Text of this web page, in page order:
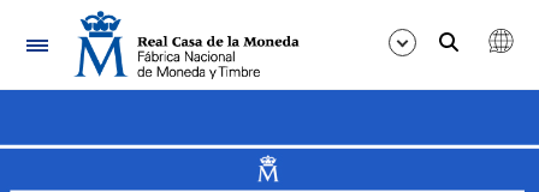
Navigation